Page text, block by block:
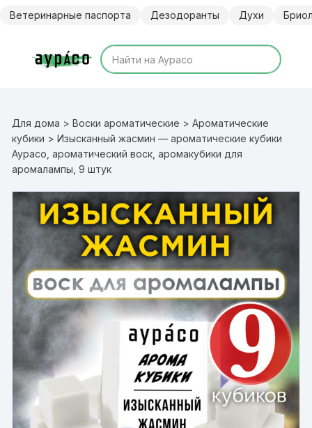
Ветеринарные паспорта Дезодоранты Духи
Для дома >Воски ароматические >Ароматические
кубики > Изысканный жасмин — ароматические кубики
Аурасо, ароматический воск, аромакубики для
аромалампы, 9 штук